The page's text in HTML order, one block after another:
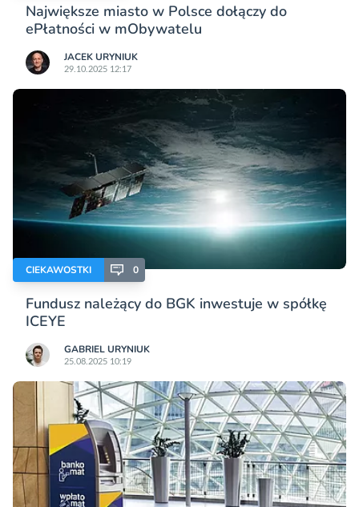
Największe miasto w Polsce dołączy do
ePłatności w mObywatelu
JACEK URYNIUK
29.10.2025 12:17
CIEKAWOSTKI 0
Fundusz należący do BGK inwestuje w spółkę
ICEYE
GABRIEL URYNIUK
25.08.2025 10:19